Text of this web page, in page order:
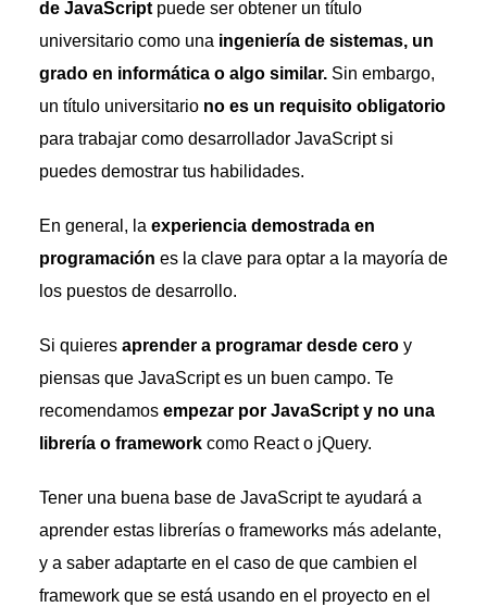
de JavaScriptpuede ser obtener un título
universitario como una ingeniería de sistemas, un
grado en informática o algo similar.Sin embargo,
un título universitario no es un requisito obligatorio
para trabajar como desarrollador JavaScript si
puedes demostrar tus habilidades.
En general, la experiencia demostrada en
programación es la clave para optar a la mayoría de
los puestos de desarrollo.
Si quieres aprender a programar desde ceroy
piensas que JavaScript es un buen campo. Te
recomendamos empezar por JavaScript y no una
librería o frameworkcomo React o jQuery.
Tener una buena base de JavaScript te ayudará a
aprender estas librerías o frameworks más adelante,
y a saber adaptarte en el caso de que cambien el
framework que se está usando en el proyecto en el